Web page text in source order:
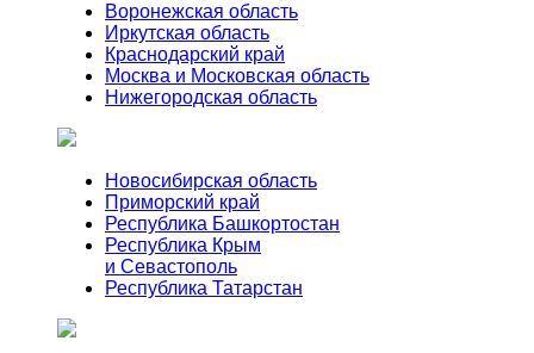
Воронежская область
Иркутская область
Краснодарский край
Москва и Московская область
Нижегородская область
Новосибирская область
Приморский край
Республика Башкортостан
Республика Крым
и Севастополь
Республика Татарстан